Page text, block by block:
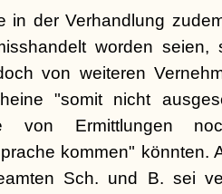
in der Verhandlung
worden seien,
von weiteren
"somit nicht
von Ermittlungen
kommen" könnten.
Sch. und B. sei